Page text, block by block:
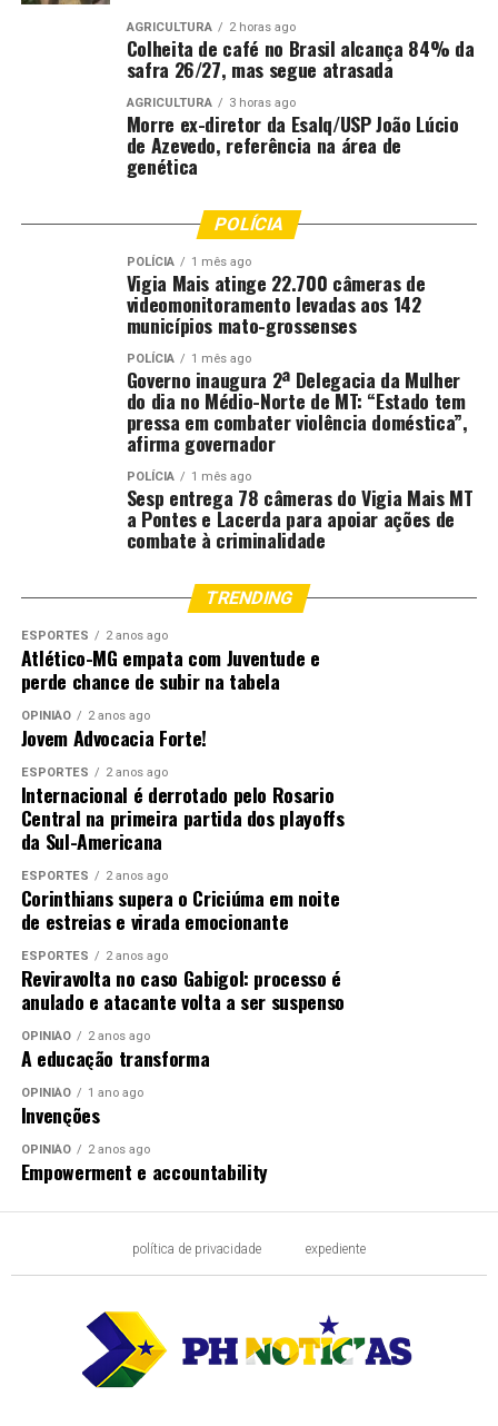
AGRICULTURA 2 horas ago
Colheita de café no Brasil alcança 84% da
safra 26/27, mas segue atrasada
AGRICULTURA 3 horas ago
Morre ex-diretor da Esalq/USP João Lúcio
de Azevedo, referência na área de
genética
POLÍCIA
POLÍCIA 1 mês ago
Vigia Mais atinge 22.700 câmeras de
videomonitoramento levadas aos 142
municípios mato-grossenses
POLÍCIA 1 mês ago
Governo inaugura 2ª Delegacia da Mulher
do dia no Médio-Norte de MT: “Estado tem
pressa em combater violência doméstica”,
afirma governador
POLÍCIA 1 mês ago
Sesp entrega 78 câmeras do Vigia Mais MT
a Pontes e Lacerda para apoiar ações de
combate à criminalidade
TRENDING
ESPORTES 2 anos ago
Atlético-MG empata com Juventude e
perde chance de subir na tabela
OPINIÃO 2 anos ago
Jovem Advocacia Forte!
ESPORTES 2 anos ago
Internacional é derrotado pelo Rosario
Central na primeira partida dos playoffs
da Sul-Americana
ESPORTES 2 anos ago
Corinthians supera o Criciúma em noite
de estreias e virada emocionante
ESPORTES 2 anos ago
Reviravolta no caso Gabigol: processo é
anulado e atacante volta a ser suspenso
OPINIÃO 2 anos ago
A educação transforma
OPINIÃO 1 ano ago
Invenções
OPINIÃO 2 anos ago
Empowerment e accountability
política de privacidade expediente